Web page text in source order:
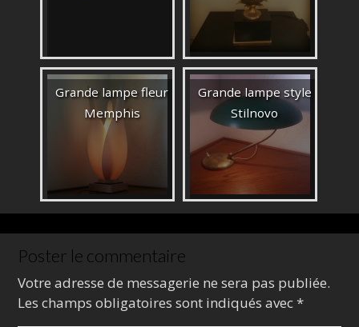
Grande lampe fleur
Memphis
Grande lampe style
Stilnovo
Poster le commentaire
Votre adresse de messagerie ne sera pas publiée.
Les champs obligatoires sont indiqués avec*